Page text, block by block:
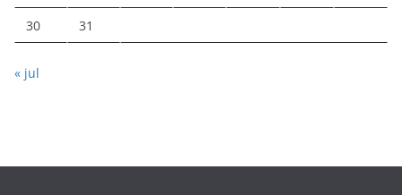
30 31
« jul